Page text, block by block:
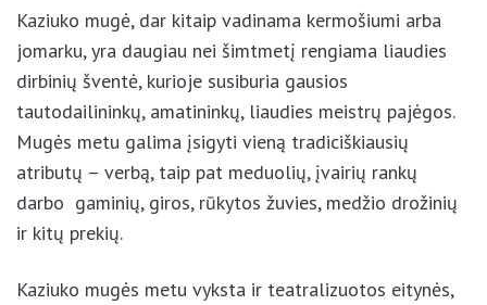
Kaziuko mugė, dar kitaip vadinama kermošiumi arba
jomarku, yra daugiau nei šimtmetį rengiama liaudies
dirbinių šventė, kurioje susiburia gausios
tautodailininkų, amatininkų, liaudies meistrų pajėgos.
Mugės metu galima įsigyti vieną tradiciškiausių
atributų – verbą, taip pat meduolių, įvairių rankų
darbo gaminių, giros, rūkytos žuvies, medžio drožinių
ir kitų prekių.
Kaziuko mugės metu vyksta ir teatralizuotos eitynės,